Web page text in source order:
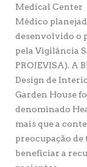
Medical Center
Médico
desenvolvido o
pela Vigilância
PROJEVISA). A
Design de
Garden House
denominado
mais que a
preocupação
beneficiar a